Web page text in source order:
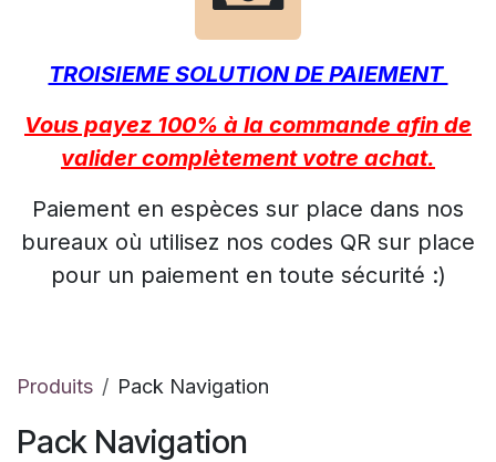
TROISIEME SOLUTION DE PAIEMENT
Vous payez 100% à la commande afin de
valider complètement votre achat.
Paiement en espèces sur place dans nos
bureaux où utilisez nos codes QR sur place
pour un paiement en toute sécurité :)
Produits Pack Navigation
Pack Navigation